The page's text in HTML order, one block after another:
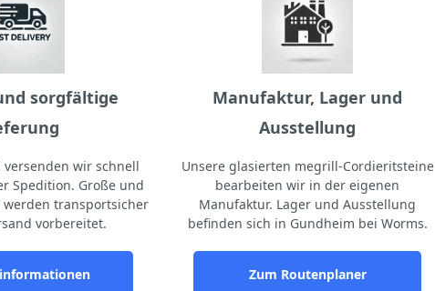
sorgfältige
versenden wir schnell
Spedition. Große und
werden transportsicher
vorbereitet.
Manufaktur, Lager und
Ausstellung
Unsere glasierten megrill-Cordieritsteine
bearbeiten wir in der eigenen
Manufaktur. Lager und Ausstellung
befinden sich in Gundheim bei Worms.
Zum Routenplaner